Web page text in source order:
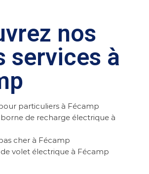
nos
services à
particuliers à Fécamp
de recharge électrique à
cher à Fécamp
volet électrique à Fécamp